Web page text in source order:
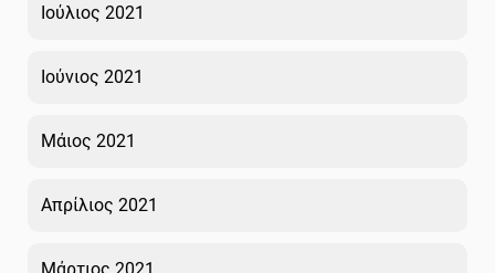
Ιούλιος 2021
Ιούνιος 2021
Μάιος 2021
Απρίλιος 2021
Μάρτιος 2021